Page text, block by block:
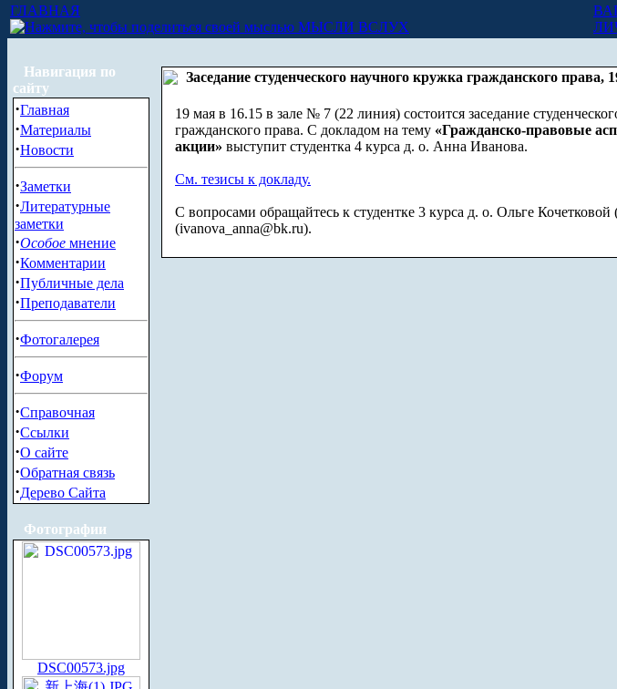
ГЛАВНАЯ
МЫСЛИ ВСЛУХ
Навигация по
сайту
·Главная
·Материалы
·Новости
·Заметки
·Литературные
заметки
·Особое мнение
·Комментарии
·Публичные дела
·Преподаватели
·Фотогалерея
·Форум
·Справочная
·Ссылки
·О сайте
·Обратная связь
·Дерево Сайта
Фотографии
DSC00573.jpg
Заседание студенческого научного кружка гражданского права,
19 мая в 16.15 в зале № 7 (22 линия) состоится заседание
гражданского права. С докладом на тему «Гражданско-правовые
акции» выступит студентка 4 курса д. о. Анна Иванова.
См. тезисы к докладу.
С вопросами обращайтесь к студентке 3 курса д. о. Ольге Кочетковой
(ivanova_anna@bk.ru).